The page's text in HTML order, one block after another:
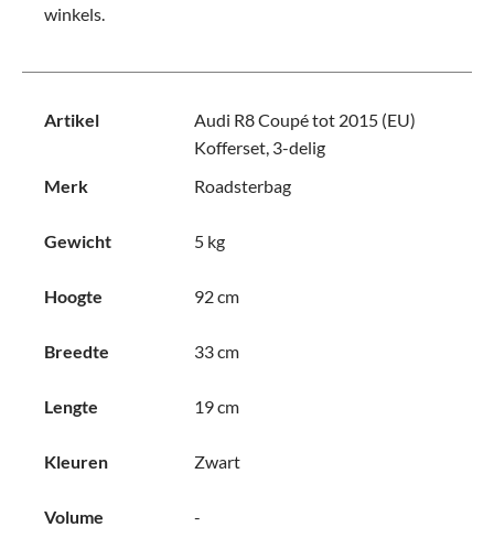
winkels.
Artikel
Audi R8 Coupé tot 2015 (EU)
Kofferset, 3-delig
Merk
Roadsterbag
Gewicht 5 kg
Hoogte 92 cm
Breedte 33 cm
Lengte 19 cm
Kleuren Zwart
Volume -